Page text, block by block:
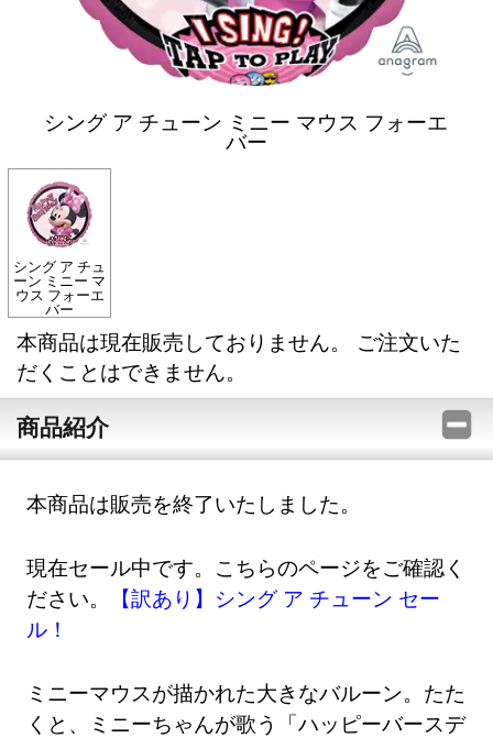
シング ア チューン ミニー マウス フォーエ
バー
シング ア チュ
ーン ミニー マ
ウス フォーエ
バー
本商品は現在販売しておりません。 ご注文いた
だくことはできません。
商品紹介
本商品は販売を終了いたしました。
現在セール中です。こちらのページをご確認く
ださい。
【訳あり】シング ア チューン セー
ル！
ミニーマウスが描かれた大きなバルーン。たた
くと、ミニーちゃんが歌う「ハッピーバースデ